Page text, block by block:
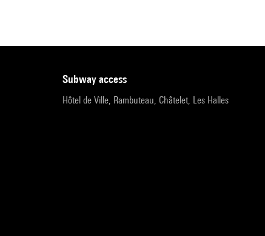
subway access
Hôtel de Ville, Rambuteau, Châtelet, Les Halles